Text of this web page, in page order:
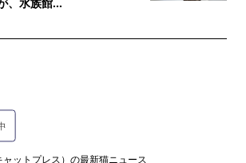
ットプレス）の最新猫ニュース